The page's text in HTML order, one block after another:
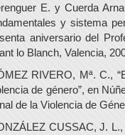
E. y Cuerda
y sistema
aniversario del
lo Blanch, Valencia,
RIVERO, Mª. C.,
de género”, en
de la Violencia de
CUSSAC, J. L.,